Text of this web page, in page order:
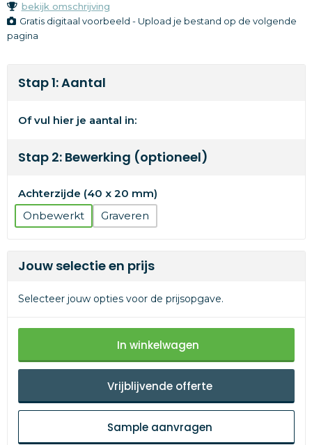
bekijk omschrijving
Gratis digitaal voorbeeld - Upload je bestand op de volgende
pagina
Stap 1: Aantal
Of vul hier je aantal in:
Stap 2: Bewerking (optioneel)
Achterzijde (40 x 20 mm)
Onbewerkt
Graveren
Jouw selectie en prijs
Selecteer jouw opties voor de prijsopgave.
In winkelwagen
Vrijblijvende offerte
Sample aanvragen